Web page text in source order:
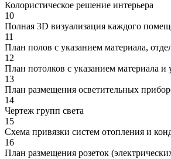
Колористическое решение интерьера
10
Полная 3D визуализация каждого
11
План полов с указанием материала,
12
План потолков с указанием материала и
13
План размещения осветительных
14
Чертеж групп света
15
Схема привязки систем отопления и
16
План размещения розеток